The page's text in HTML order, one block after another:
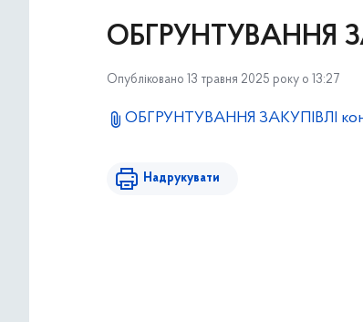
ОБГРУНТУВАННЯ
Опубліковано 13 травня 2025 року о 13:27
ОБГРУНТУВАННЯ ЗАКУПІВЛІ
Надрукувати